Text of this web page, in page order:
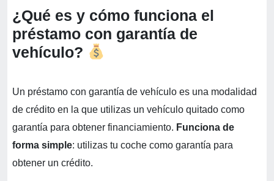
¿Qué es y cómo funciona el
préstamo con garantía de
vehículo?
Un préstamo con garantía de vehículo es una modalidad
de crédito en la que utilizas un vehículo quitado como
garantía para obtener financiamiento. Funciona de
forma simple: utilizas tu coche como garantía para
obtener un crédito.